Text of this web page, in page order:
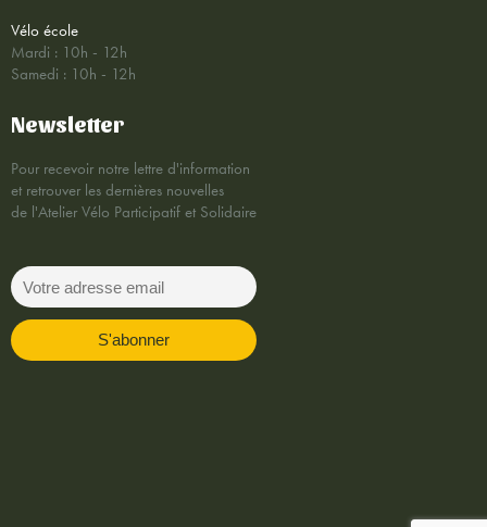
Vélo école
Mardi : 10h - 12h
Samedi : 10h - 12h
Newsletter
Pour recevoir notre lettre d'information
et retrouver les dernières nouvelles
de l'Atelier Vélo Participatif et Solidaire